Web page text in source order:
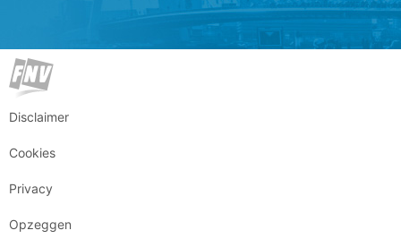
Disclaimer
Cookies
Privacy
Opzeggen